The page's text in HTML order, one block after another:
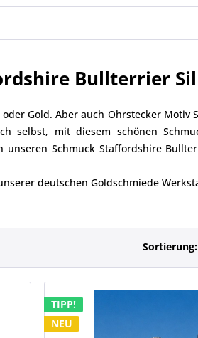
Bullterrier
Gold. Aber auch Ohrstecker Motiv
selbst, mit diesem schönen
Schmuck Staffordshire
deutschen Goldschmiede
Sortierung:
TIPP!
NEU